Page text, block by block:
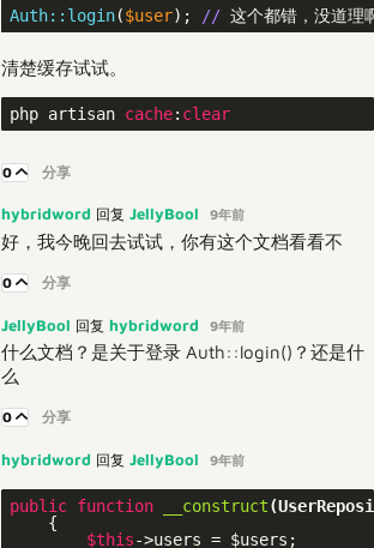
Auth: :login($user); //
清楚缓存试试。
php artisan cache: clear
0 分享
hybridword 回复 JellyBool 9年前
好，我今晚回去试试，你有这个文档看看不
0 分享
JellyBool 回复 hybridword 9年前
什么文档？是关于登录 Auth::login()？还是什
么
0 分享
hybridword 回复 JellyBool 9年前
public function __construct
{
$this->users = $users;